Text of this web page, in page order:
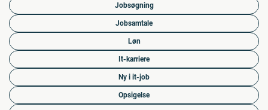
Jobsøgning
Jobsamtale
Løn
It-karriere
Ny i it-job
Opsigelse